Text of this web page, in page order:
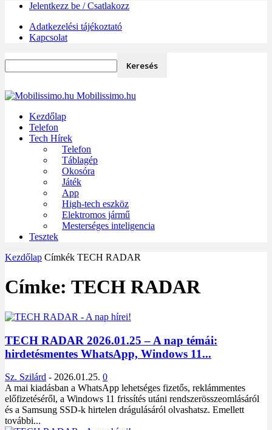
Jelentkezz be / Csatlakozz
Adatkezelési tájékoztató
Kapcsolat
Mobilissimo.hu
Kezdőlap
Telefon
Tech Hírek
Telefon
Táblagép
Okosóra
Játék
App
High-tech eszköz
Elektromos jármű
Mesterséges inteligencia
Tesztek
Kezdőlap Címkék TECH RADAR
Címke: TECH RADAR
TECH RADAR 2026.01.25 – A nap témái:
hirdetésmentes WhatsApp, Windows 11...
Sz. Szilárd - 2026.01.25. 0
A mai kiadásban a WhatsApp lehetséges fizetős, reklámmentes
előfizetéséről, a Windows 11 frissítés utáni rendszerösszeomlásáról
és a Samsung SSD-k hirtelen drágulásáról olvashatsz. Emellett
további...